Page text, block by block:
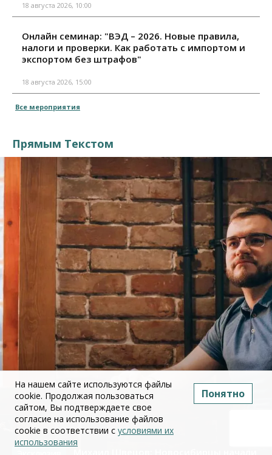
18 августа 2026, 10:00
Онлайн семинар: "ВЭД – 2026. Новые правила,
налоги и проверки. Как работать с импортом и
экспортом без штрафов"
18 августа 2026, 15:00
Все мероприятия
Прямым Текстом
На нашем сайте используются файлы
cookie. Продолжая пользоваться
сайтом, Вы подтверждаете свое
согласие на использование файлов
cookie в соответствии с условиями их
использования
Понятно